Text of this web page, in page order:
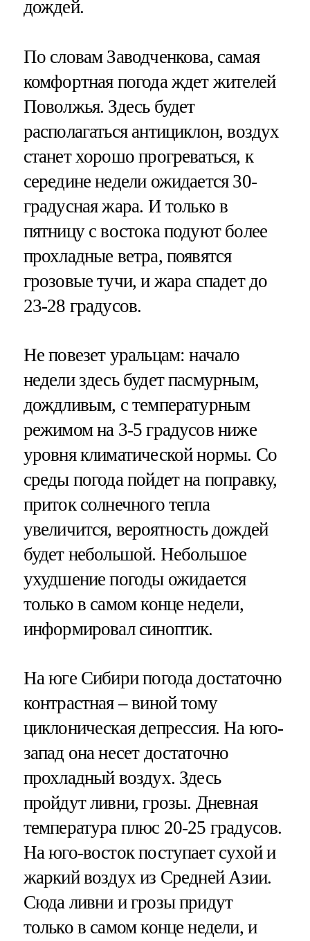
дождей.
По словам Заводченкова, самая
комфортная погода ждет жителей
Поволжья. Здесь будет
располагаться антициклон, воздух
станет хорошо прогреваться, к
середине недели ожидается 30-
градусная жара. И только в
пятницу с востока подуют более
прохладные ветра, появятся
грозовые тучи, и жара спадет до
23-28 градусов.
Не повезет уральцам: начало
недели здесь будет пасмурным,
дождливым, с температурным
режимом на 3-5 градусов ниже
уровня климатической нормы. Со
среды погода пойдет на поправку,
приток солнечного тепла
увеличится, вероятность дождей
будет небольшой. Небольшое
ухудшение погоды ожидается
только в самом конце недели,
информировал синоптик.
На юге Сибири погода достаточно
контрастная – виной тому
циклоническая депрессия. На юго-
запад она несет достаточно
прохладный воздух. Здесь
пройдут ливни, грозы. Дневная
температура плюс 20-25 градусов.
На юго-восток поступает сухой и
жаркий воздух из Средней Азии.
Сюда ливни и грозы придут
только в самом конце недели, и